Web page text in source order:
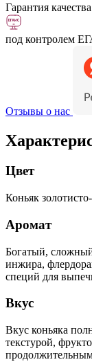
Гарантия качества
под контролем
Отзывы о нас
Цвет
Коньяк
Аромат
Богатый,
инжира,
специй для
Вкус
Вкус коньяка
текстурой,